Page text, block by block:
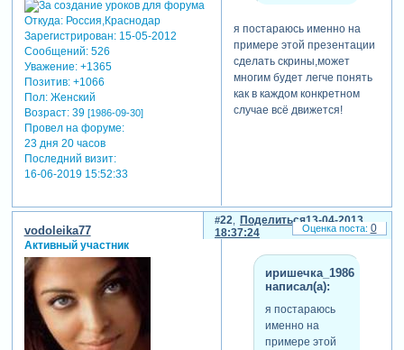
Откуда:Россия,Краснодар
Зарегистрирован: 15-05-2012
Сообщений:526
Уважение: +1365
Позитив: +1066
Пол:Женский
Возраст:39 [1986-09-30]
Провел на форуме:
23 дня 20 часов
Последний визит:
16-06-2019 15:52:33
я постараюсь именно на
примере этой презентации
сделать скрины,может
многим будет легче понять
как в каждом конкретном
случае всё движется!
Поделиться
22
13-04-2013
18:37:24
vodoleika77
Активный участник
иришечка_1986
написал(а):
я постараюсь
именно на
примере этой
0